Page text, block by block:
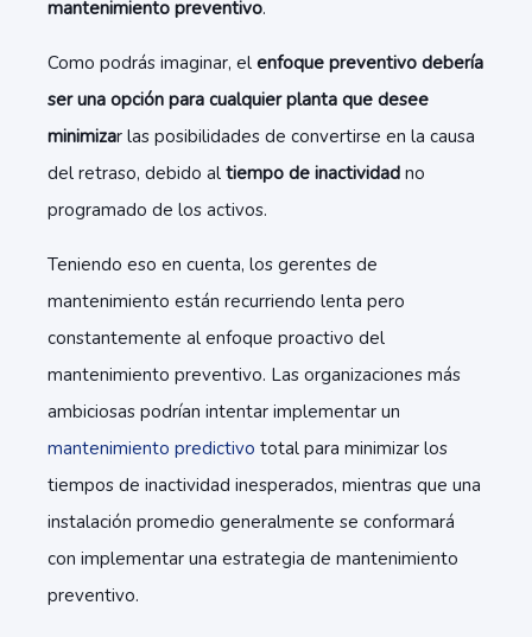
mantenimiento preventivo.
Como podrás imaginar, el enfoque preventivo debería
ser una opción para cualquier planta que desee
minimizar las posibilidades de convertirse en la causa
del retraso, debido al tiempo de inactividad no
programado de los activos.
Teniendo eso en cuenta, los gerentes de
mantenimiento están recurriendo lenta pero
constantemente al enfoque proactivo del
mantenimiento preventivo. Las organizaciones más
ambiciosas podrían intentar implementar un
mantenimiento predictivo total para minimizar los
tiempos de inactividad inesperados, mientras que una
instalación promedio generalmente se conformará
con implementar una estrategia de mantenimiento
preventivo.